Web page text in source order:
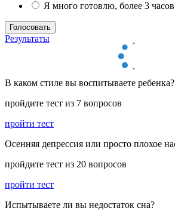
Я много готовлю, более 3 часов
Результаты
В каком стиле вы воспитываете ребенка?
пройдите тест из 7 вопросов
пройти тест
Осенняя депрессия или просто плохое
пройдите тест из 20 вопросов
пройти тест
Испытываете ли вы недостаток сна?